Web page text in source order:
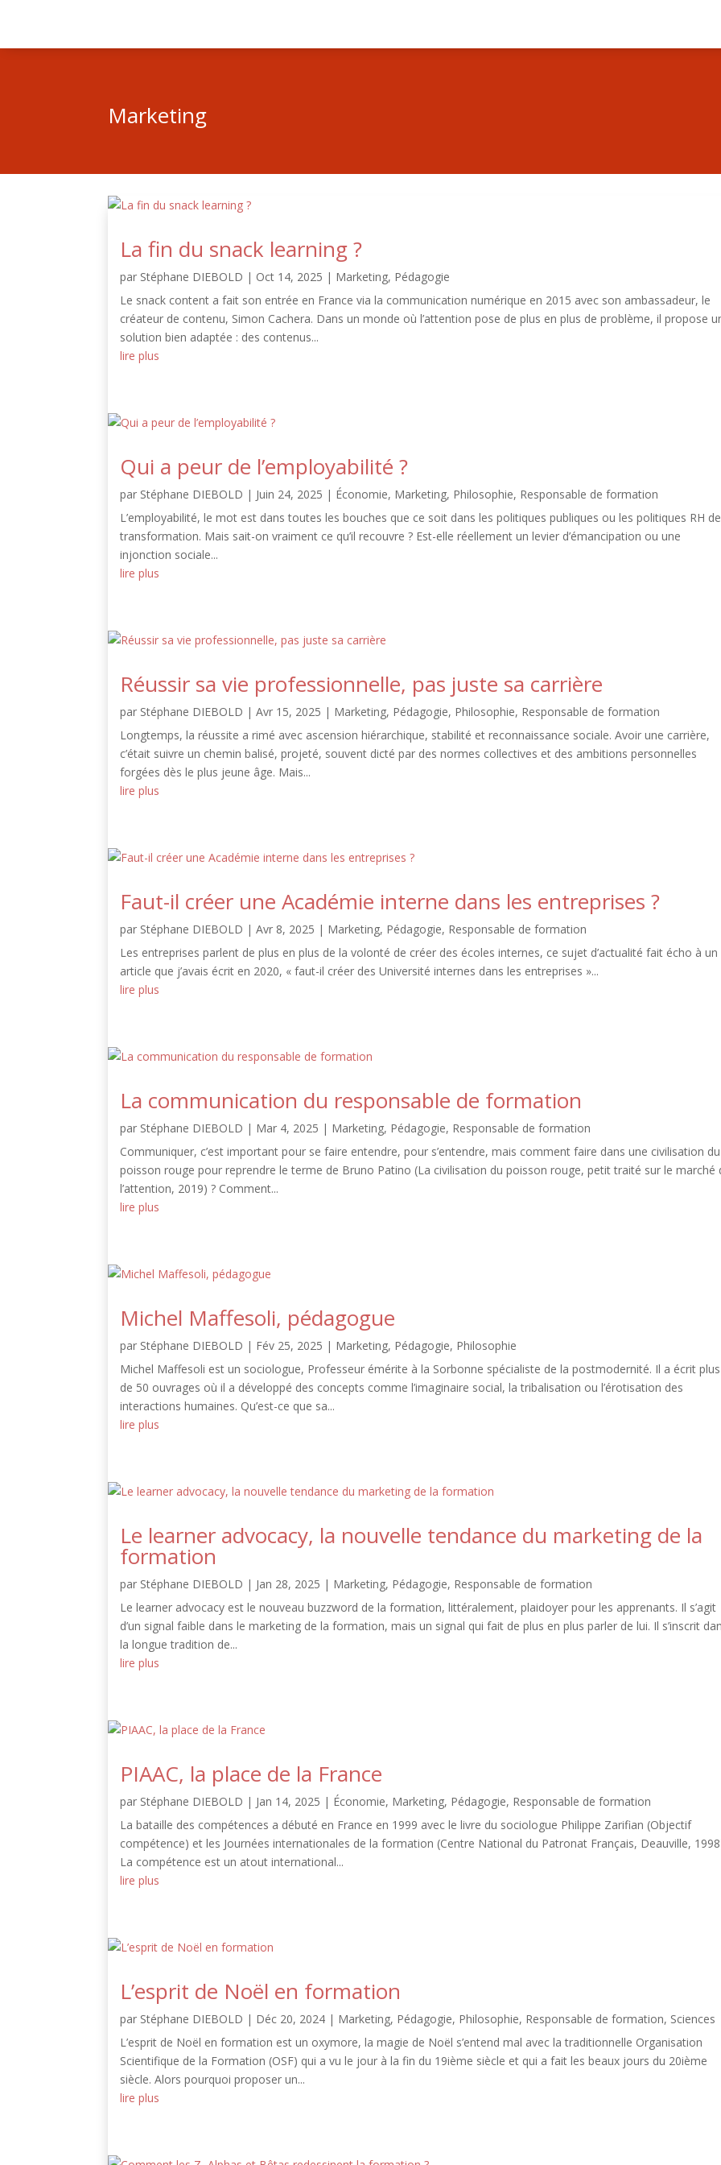
Marketing
La fin du snack learning ?
par Stéphane DIEBOLD | Oct 14, 2025 | Marketing, Pédagogie
Le snack content a fait son entrée en France via la communication numérique en 2015 avec son ambassadeur, le
créateur de contenu, Simon Cachera. Dans un monde où l’attention pose de plus en plus de problème, il propose
solution bien adaptée : des contenus...
lire plus
Qui a peur de l’employabilité ?
par Stéphane DIEBOLD | Juin 24, 2025 | Économie, Marketing, Philosophie, Responsable de formation
L’employabilité, le mot est dans toutes les bouches que ce soit dans les politiques publiques ou les politiques RH de
transformation. Mais sait-on vraiment ce qu’il recouvre ? Est-elle réellement un levier d’émancipation ou une
injonction sociale...
lire plus
Réussir sa vie professionnelle, pas juste sa carrière
par Stéphane DIEBOLD |Avr 15, 2025 | Marketing, Pédagogie, Philosophie, Responsable de formation
Longtemps, la réussite a rimé avec ascension hiérarchique, stabilité et reconnaissance sociale. Avoir une carrière,
c’était suivre un chemin balisé, projeté, souvent dicté par des normes collectives et des ambitions personnelles
forgées dès le plus jeune âge. Mais...
lire plus
Faut-il créer une Académie interne dans les entreprises ?
par Stéphane DIEBOLD |Avr 8, 2025 | Marketing, Pédagogie, Responsable de formation
Les entreprises parlent de plus en plus de la volonté de créer des écoles internes, ce sujet d’actualité fait écho à un
article que j’avais écrit en 2020, « faut-il créer des Université internes dans les entreprises »...
lire plus
La communication du responsable de formation
par Stéphane DIEBOLD | Mar 4, 2025 | Marketing, Pédagogie, Responsable de formation
Communiquer, c’est important pour se faire entendre, pour s’entendre, mais comment faire dans une civilisation du
poisson rouge pour reprendre le terme de Bruno Patino (La civilisation du poisson rouge, petit traité sur le marché
l’attention, 2019) ? Comment...
lire plus
Michel Maffesoli, pédagogue
par Stéphane DIEBOLD | Fév 25, 2025 | Marketing, Pédagogie, Philosophie
Michel Maffesoli est un sociologue, Professeur émérite à la Sorbonne spécialiste de la postmodernité. Il a écrit plus
de 50 ouvrages où il a développé des concepts comme l’imaginaire social, la tribalisation ou l’érotisation des
interactions humaines. Qu’est-ce que sa...
lire plus
Le learner advocacy, la nouvelle tendance du marketing de la
formation
par Stéphane DIEBOLD | Jan 28, 2025 | Marketing, Pédagogie, Responsable de formation
Le learner advocacy est le nouveau buzzword de la formation, littéralement, plaidoyer pour les apprenants. Il s’agit
d’un signal faible dans le marketing de la formation, mais un signal qui fait de plus en plus parler de lui. Il s’inscrit
la longue tradition de...
lire plus
PIAAC, la place de la France
par Stéphane DIEBOLD | Jan 14, 2025 | Économie, Marketing, Pédagogie, Responsable de formation
La bataille des compétences a débuté en France en 1999 avec le livre du sociologue Philippe Zarifian (Objectif
compétence) et les Journées internationales de la formation (Centre National du Patronat Français, Deauville,
La compétence est un atout international...
lire plus
L’esprit de Noël en formation
par Stéphane DIEBOLD | Déc 20, 2024 | Marketing, Pédagogie, Philosophie, Responsable de formation, Sciences
L’esprit de Noël en formation est un oxymore, la magie de Noël s’entend mal avec la traditionnelle Organisation
Scientifique de la Formation (OSF) qui a vu le jour à la fin du 19ième siècle et qui a fait les beaux jours du 20ième
siècle. Alors pourquoi proposer un...
lire plus